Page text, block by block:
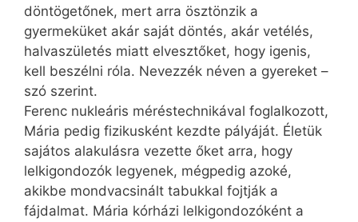
döntögetőnek, mert arra ösztönzik a
gyermeküket akár saját döntés, akár vetélés,
halvaszületés miatt elvesztőket, hogy igenis,
kell beszélni róla. Nevezzék néven a gyereket –
szó szerint.
Ferenc nukleáris méréstechnikával foglalkozott,
Mária pedig fizikusként kezdte pályáját. Életük
sajátos alakulásra vezette őket arra, hogy
lelkigondozók legyenek, mégpedig azoké,
akikbe mondvacsinált tabukkal fojtják a
fájdalmat. Mária kórházi lelkigondozóként a